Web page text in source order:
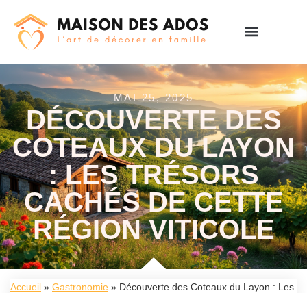
MAI 25, 2025
DÉCOUVERTE DES
COTEAUX DU LAYON
: LES TRÉSORS
CACHÉS DE CETTE
RÉGION VITICOLE
Accueil » Gastronomie » Découverte des Coteaux du Layon : Les